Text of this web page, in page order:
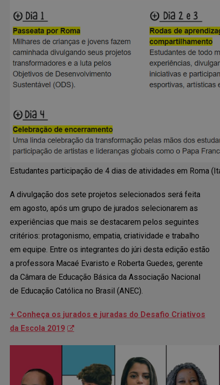
Estudantes participação de 4 dias de atividades em Roma
A divulgação dos sete projetos selecionados será feita
em agosto, após um grupo de jurados selecionarem as
experiências que mais se destacarem pelos seguintes
critérios: protagonismo, empatia, criatividade e trabalho
em equipe. Entre os integrantes do júri desta edição estão
a professora Macaé Evaristo e Roberta Guedes, gerente
da Câmara de Educação Básica da Associação Nacional
de Educação Católica no Brasil (ANEC).
+ Conheça os jurados e juradas do Desafio Criativos
da Escola 2019